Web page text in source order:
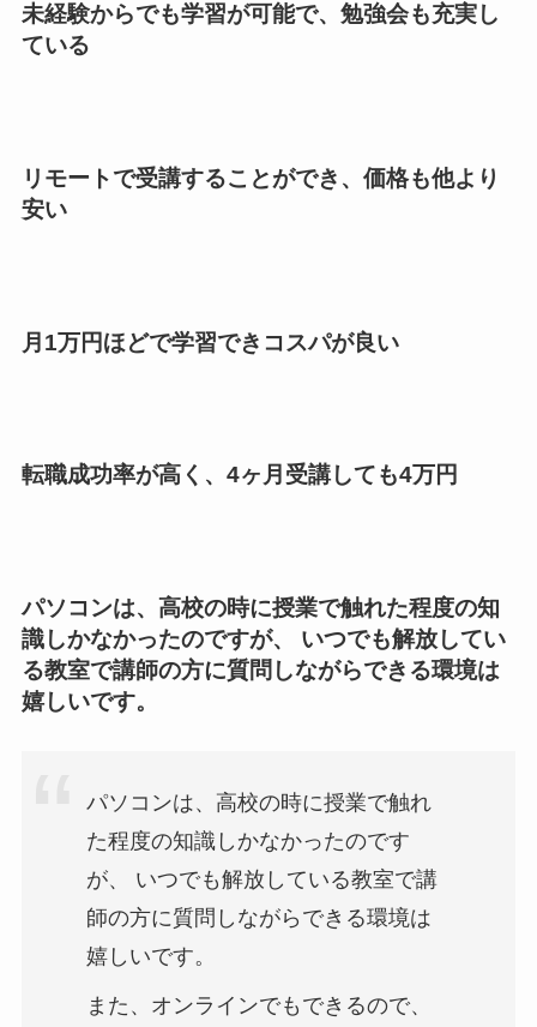
未経験からでも学習が可能で、勉強会も充実し
ている
リモートで受講することができ、価格も他より
安い
月1万円ほどで学習できコスパが良い
転職成功率が高く、4ヶ月受講しても4万円
パソコンは、高校の時に授業で触れた程度の知
識しかなかったのですが、 いつでも解放してい
る教室で講師の方に質問しながらできる環境は
嬉しいです。
パソコンは、高校の時に授業で触れ
た程度の知識しかなかったのです
が、 いつでも解放している教室で講
師の方に質問しながらできる環境は
嬉しいです。
また、オンラインでもできるので、